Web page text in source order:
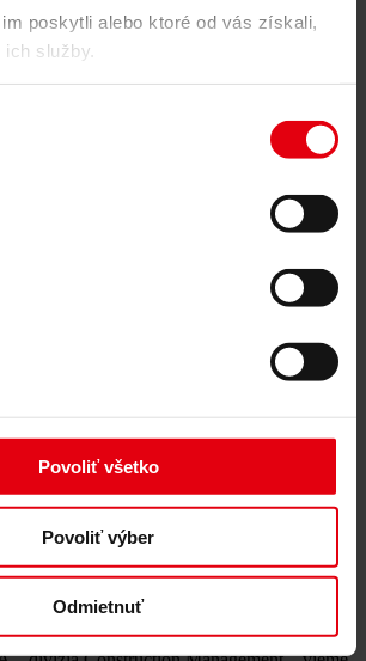
poskytli alebo ktoré od vás získali,
služby.
Povoliť všetko
Povoliť výber
Odmietnuť
výstavby
spolupráce
a taxonomické poradenstvo EÚ pre trvalo
kontrola
kontrola
pre najvyššie